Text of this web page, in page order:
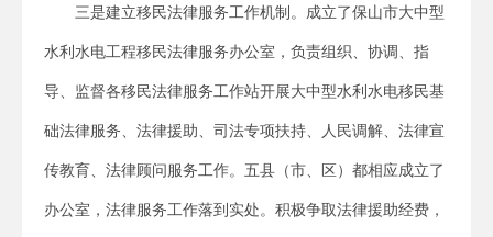
三是建立移民法律服务工作机制。成立了保山市大中型
水利水电工程移民法律服务办公室，负责组织、协调、指
导、监督各移民法律服务工作站开展大中型水利水电移民基
础法律服务、法律援助、司法专项扶持、人民调解、法律宣
传教育、法律顾问服务工作。五县（市、区）都相应成立了
办公室，法律服务工作落到实处。积极争取法律援助经费，